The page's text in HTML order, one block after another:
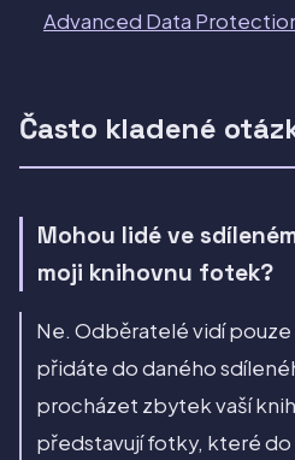
Advanced Data
Často kladené
Mohou lidé ve
moji knihovnu fotek?
Ne. Odběratelé vidí
přidáte do daného
procházet zbytek vaší
představují fotky, které do